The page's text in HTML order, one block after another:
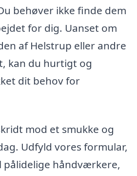
behøver ikke finde dem
for dig. Uanset om
af Helstrup eller andre
kan du hurtigt og
dit behov for
mod et smukke og
Udfyld vores formular,
pålidelige håndværkere,